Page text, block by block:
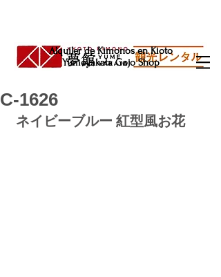
Alquiler de Kimonos en Kioto
Yumeyakata Gojo Shop
C-1626
ネイビーブルー 紅型風お花